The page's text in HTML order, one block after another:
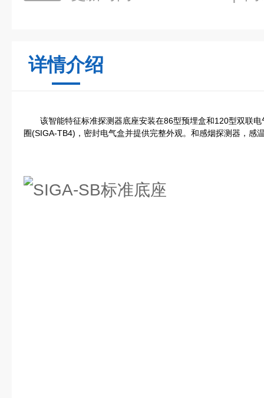
详情介绍
该智能特征标准探测器底座安装在86型预埋盒和120型双联电
圈(SIGA-TB4)，密封电气盒并提供完整外观。和感烟探测器，感